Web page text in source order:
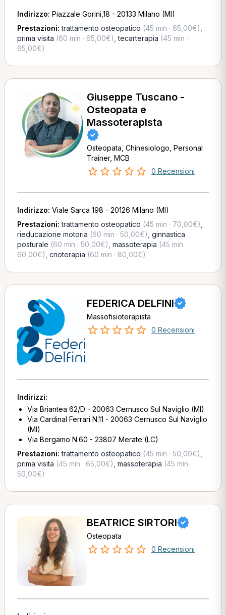
Indirizzo: Piazzale Gorini,18 - 20133 Milano (MI)
Prestazioni:trattamento osteopatico (45 min · 65,00€)
prima visita (60 min · 65,00€) ,tecarterapia (45 min ·
65,00€)
Giuseppe Tuscano -
Osteopata e
Massoterapista
Osteopata, Chinesiologo, Personal
Trainer, MCB
0 Recensioni
Indirizzo: Viale Sarca 198 - 20126 Milano (MI)
Prestazioni:trattamento osteopatico (45 min · 70,00€)
rieducazione motoria (60 min · 50,00€) ginnastica
posturale (60 min · 50,00€) massoterapia (45 min ·
60,00€) crioterapia (60 min · 80,00€)
FEDERICA DELFINI
Massofisioterapista
0 Recensioni
Indirizzi:
Via Briantea 62/D - 20063 Cernusco Sul Naviglio (MI)
Via Cardinal Ferrari N.11 - 20063 Cernusco Sul Naviglio
(MI)
Via Bergamo N.60 - 23807 Merate (LC)
Prestazioni:trattamento osteopatico (45 min · 50,00€)
prima visita (45 min · 65,00€) massoterapia (45 min ·
50,00€)
BEATRICE SIRTORI
Osteopata
0 Recensioni